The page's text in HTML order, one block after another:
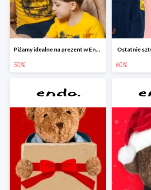
Piżamy idealne na prezent w Endo do -50%
50%
Ostatnie
60%